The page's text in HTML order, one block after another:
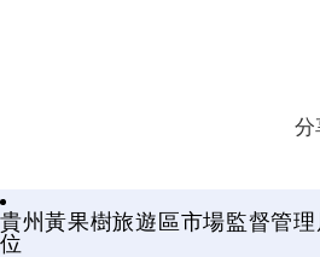
分
貴州黃果樹旅遊區市場監督管
位